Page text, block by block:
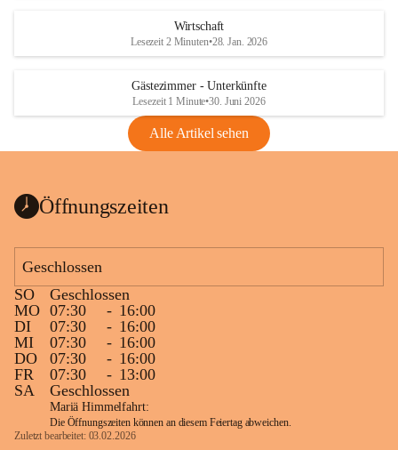
Wirtschaft
Lesezeit 2 Minuten•28. Jan. 2026
Gästezimmer - Unterkünfte
Lesezeit 1 Minute•30. Juni 2026
Alle Artikel sehen
Öffnungszeiten
Geschlossen
SO
Geschlossen
MO 07:30 - 16:00
DI
07:30 - 16:00
MI
07:30 - 16:00
DO
07:30 - 16:00
FR
07:30 - 13:00
SA
Geschlossen
Mariä Himmelfahrt:
Die Öffnungszeiten können an diesem Feiertag abweichen.
Zuletzt bearbeitet: 03.02.2026